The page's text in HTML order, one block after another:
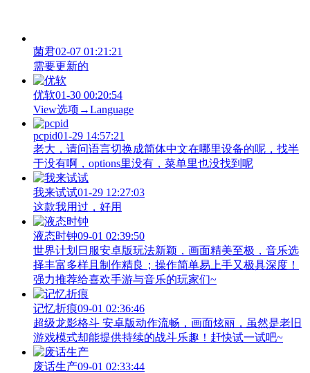
菌君02-07 01:21:21
需要更新的
优软01-30 00:20:54
View‌选项→Language
pcpid01-29 14:57:21
老大，请问语言切换成简体中文在哪里设备的呢，找半
于没有啊，options里没有，菜单里也没找到呢
我来试试01-29 12:27:03
这款我用过，好用
液态时钟09-01 02:39:50
世界计划日服安卓版玩法新颖，画面精美至极，音乐选
择丰富多样且制作精良；操作简单易上手又极具深度！
强力推荐给喜欢手游与音乐的玩家们~
记忆折痕09-01 02:36:46
超级龙影格斗 安卓版动作流畅，画面炫丽，虽然是老旧
游戏模式却能提供持续的战斗乐趣！赶快试一试吧~
废话生产09-01 02:33:44